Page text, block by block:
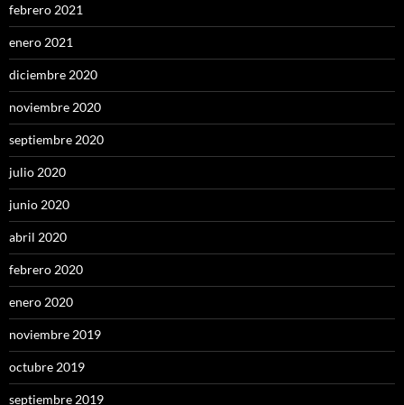
febrero 2021
enero 2021
diciembre 2020
noviembre 2020
septiembre 2020
julio 2020
junio 2020
abril 2020
febrero 2020
enero 2020
noviembre 2019
octubre 2019
septiembre 2019